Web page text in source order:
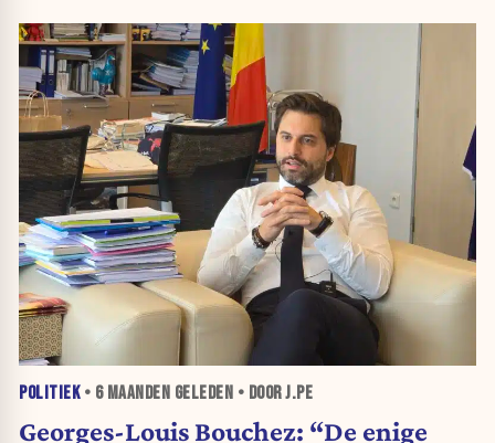
POLITIEK• 6 MAANDEN GELEDEN • DOOR J.PE
Georges-Louis Bouchez: “De enige